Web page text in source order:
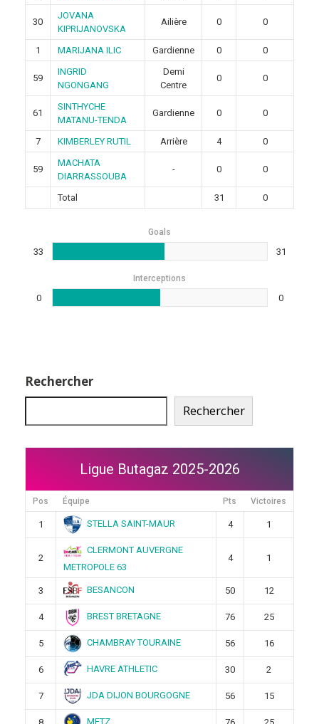
30
JOVANA
KIPRIJANOVSKA
Ailière 0 0
1 MARIJANA ILIC Gardienne 0 0
59
INGRID
NGONGANG
Demi
Centre
0 0
61
SINTHYCHE
MATANU-TENDA
Gardienne 0 0
7 KIMBERLEY RUTIL Arrière 4 0
59
MACHATA
DIARRASSOUBA
- 0 0
Total 31 0
Goals
33 31
Interceptions
0 0
Rechercher
Rechercher
Ligue Butagaz 2025-2026
Pos Équipe Pts Victoires
1 STELLA SAINT-MAUR 4 1
2
CLERMONT AUVERGNE
METROPOLE 63
4 1
3 BESANCON 50 12
4 BREST BRETAGNE 76 25
5 CHAMBRAY TOURAINE 56 16
6 HAVRE ATHLETIC 30 2
7 JDA DIJON BOURGOGNE 56 15
METZ